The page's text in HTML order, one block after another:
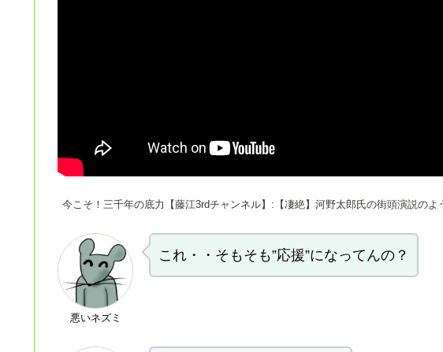
今こそ！三千年の底力【藤江3rdチャンネル】:【凄絶】河野太郎氏の街頭演説の
悪いネズミ
これ・・そもそも”応援”になってんの？